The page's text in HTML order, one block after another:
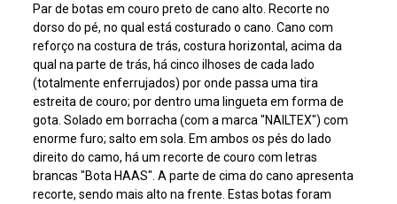
Par de botas em couro preto de cano alto. Recorte no
dorso do pé, no qual está costurado o cano. Cano com
reforço na costura de trás, costura horizontal, acima da
qual na parte de trás, há cinco ilhoses de cada lado
(totalmente enferrujados) por onde passa uma tira
estreita de couro; por dentro uma lingueta em forma de
gota. Solado em borracha (com a marca "NAILTEX") com
enorme furo; salto em sola. Em ambos os pés do lado
direito do camo, há um recorte de couro com letras
brancas "Bota HAAS". A parte de cima do cano apresenta
recorte, sendo mais alto na frente. Estas botas foram